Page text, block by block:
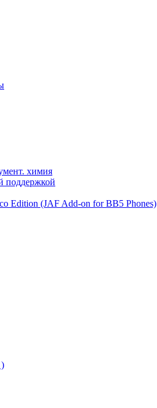
химия
поддержкой
Edition (JAF Add-on for BB5 Phones)